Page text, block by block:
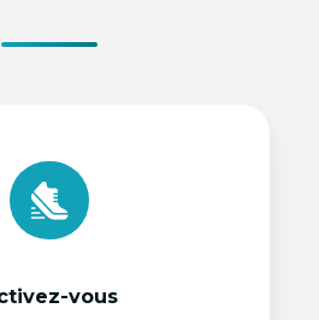
vous
vous